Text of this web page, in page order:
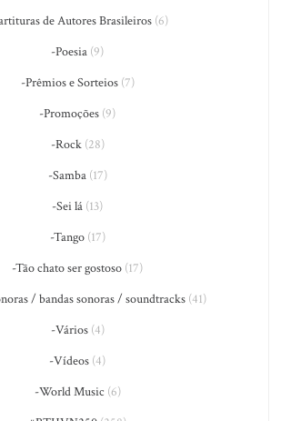
de Autores Brasileiros(6)
-Poesia (9)
-Prêmios e Sorteios(7)
-Promoções (9)
-Rock(28)
-Samba(17)
-Sei lá (13)
-Tango(17)
-Tão chato ser gostoso (17)
/ bandas sonoras / soundtracks(41)
-Vários(4)
-Vídeos (4)
-World Music (6)